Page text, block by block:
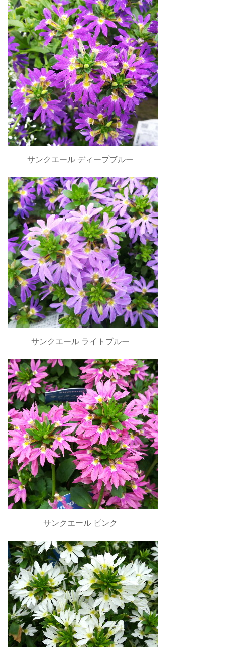
サンクエール ディープブルー
サンクエール ライトブルー
サンクエール ピンク